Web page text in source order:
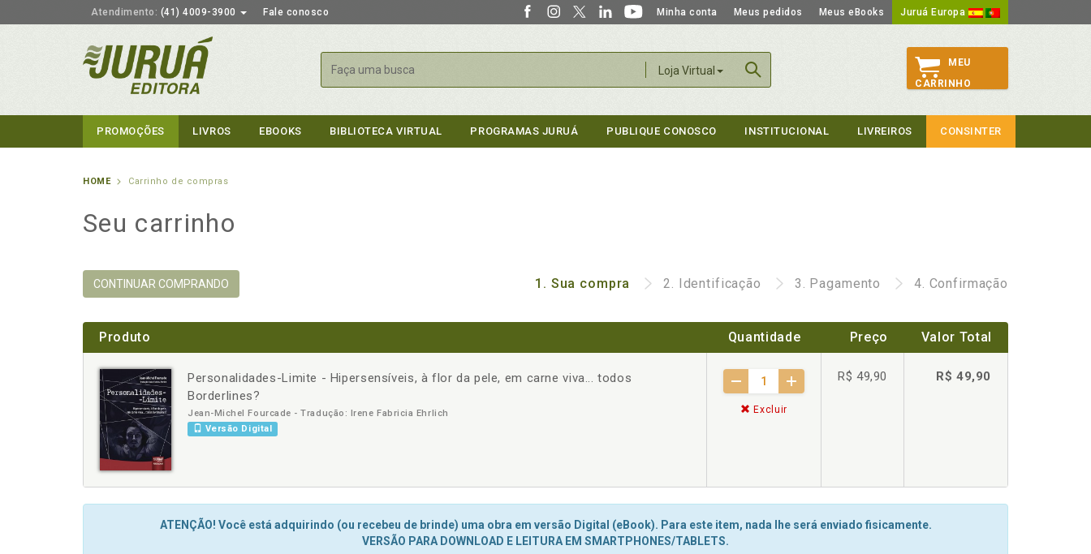
Atendimento: (41) 4009-3900 Fale conosco Minha conta Meus pedidos Meus eBooks Juruá Europa
Loja Virtual
Buscar
MEU
CARRINHO
PROMOÇÕES LIVROS EBOOKS BIBLIOTECA VIRTUAL PROGRAMAS JURUÁ PUBLIQUE CONOSCO INSTITUCIONAL LIVREIROS CONSINTER
HOME Carrinho de compras
Seu carrinho
CONTINUAR COMPRANDO 1. Sua compra 2. Identificação 3. Pagamento 4. Confirmação
Produto Quantidade Preço Valor Total
Personalidades-Limite - Hipersensíveis, à flor da pele, em carne viva... todos
Borderlines?
Jean-Michel Fourcade - Tradução: Irene Fabricia Ehrlich
Versão Digital
- +
Excluir
R$ 49,90 R$ 49,90
ATENÇÃO! Você está adquirindo (ou recebeu de brinde) uma obra em versão Digital (eBook). Para este item, nada lhe será enviado fisicamente.
VERSÃO PARA DOWNLOAD E LEITURA EM SMARTPHONES/TABLETS.